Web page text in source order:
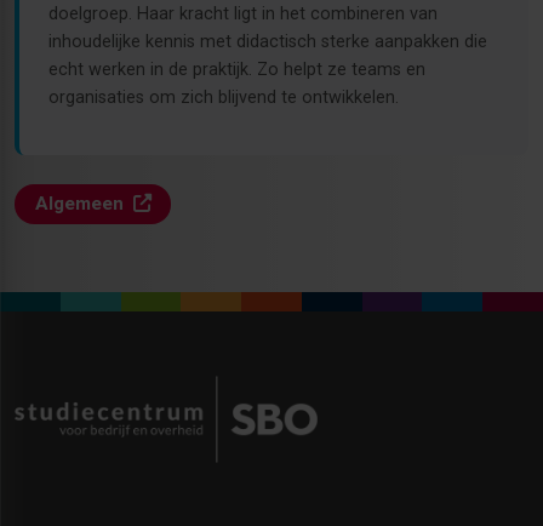
doelgroep. Haar kracht ligt in het combineren van
inhoudelijke kennis met didactisch sterke aanpakken die
echt werken in de praktijk. Zo helpt ze teams en
organisaties om zich blijvend te ontwikkelen.
Algemeen